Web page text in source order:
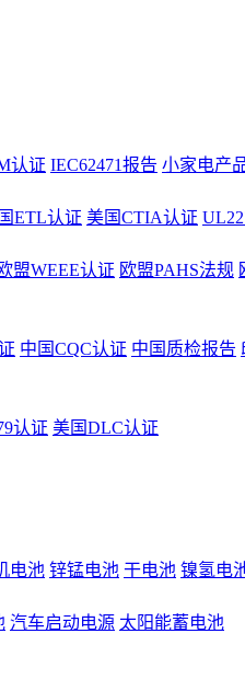
认证 IEC62471报告 小家电产
ETL认证 美国CTIA认证
盟WEEE认证 欧盟PAHS法规
中国CQC认证 中国质检报告
认证 美国DLC认证
电池 锌锰电池 干电池 镍氢电
汽车启动电源 太阳能蓄电池